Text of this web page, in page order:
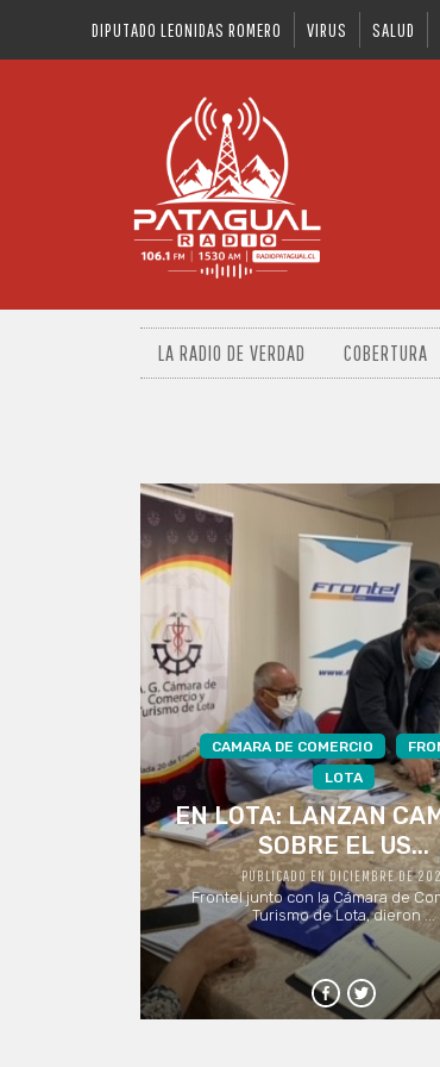
DIPUTADO LEONIDAS ROMERO VIRUS SALUD
LA RADIO DE VERDAD COBERTURA
CAMARA DE COMERCIO
LOTA
EN LOTA: LANZAN
SOBRE EL US...
PUBLICADO EN DICIEMBRE DE
Frontel junto con la Cámara de
Turismo de Lota, dieron ...